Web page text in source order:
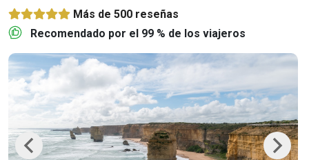
Más de 500 reseñas
Recomendado por el 99 % de los viajeros
Previous Next